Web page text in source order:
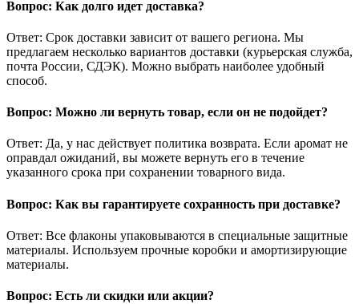
Вопрос: Как долго идет доставка?
Ответ: Срок доставки зависит от вашего региона. Мы
предлагаем несколько вариантов доставки (курьерская служба,
почта России, СДЭК). Можно выбрать наиболее удобный
способ.
Вопрос: Можно ли вернуть товар, если он не подойдет?
Ответ: Да, у нас действует политика возврата. Если аромат не
оправдал ожиданий, вы можете вернуть его в течение
указанного срока при сохранении товарного вида.
Вопрос: Как вы гарантируете сохранность при доставке?
Ответ: Все флаконы упаковываются в специальные защитные
материалы. Используем прочные коробки и амортизирующие
материалы.
Вопрос: Есть ли скидки или акции?